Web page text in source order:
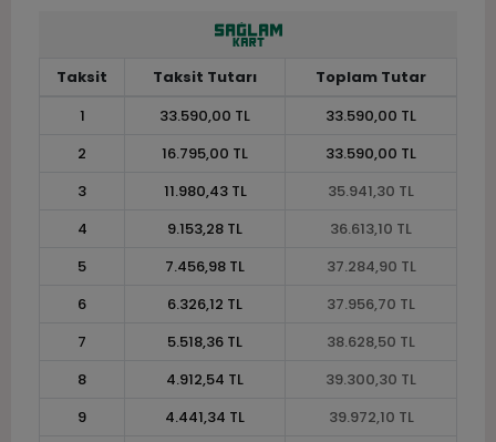
Taksit Taksit Tutarı
Toplam Tutar
1
33.590,00 TL
33.590,00 TL
2
16.795,00 TL
33.590,00 TL
3
11.980,43 TL
35.941,30 TL
4
9.153,28 TL
36.613,10 TL
5
7.456,98 TL
37.284,90 TL
6
6.326,12 TL
37.956,70 TL
7
5.518,36 TL
38.628,50 TL
8
4.912,54 TL
39.300,30 TL
9
4.441,34 TL
39.972,10 TL